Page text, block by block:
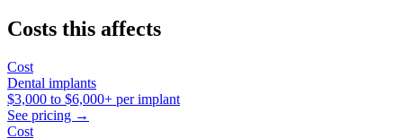
Costs this affects
Cost
Dental implants
$3,000 to $6,000+ per implant
See pricing →
Cost